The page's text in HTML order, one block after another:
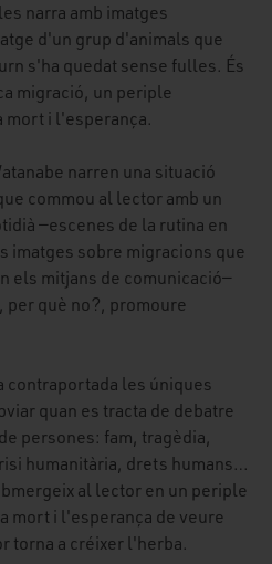
narra amb imatges
d'un grup d'animals que
s'ha quedat sense fulles. És
migració, un periple
mort i l'esperança.
narren una situació
commou al lector amb un
—escenes de la rutina en
imatges sobre migracions que
els mitjans de comunicació—
per què no?, promoure
contraportada les úniques
quan es tracta de debatre
persones: fam, tragèdia,
humanitària, drets humans…
al lector en un periple
mort i l'esperança de veure
torna a créixer l'herba.